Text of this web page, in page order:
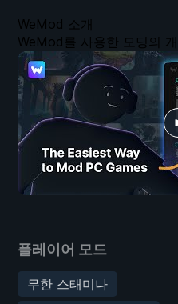
플레이어 모드
무한 스태미나
WeMod 소개
WeMod를 사용한 모딩의